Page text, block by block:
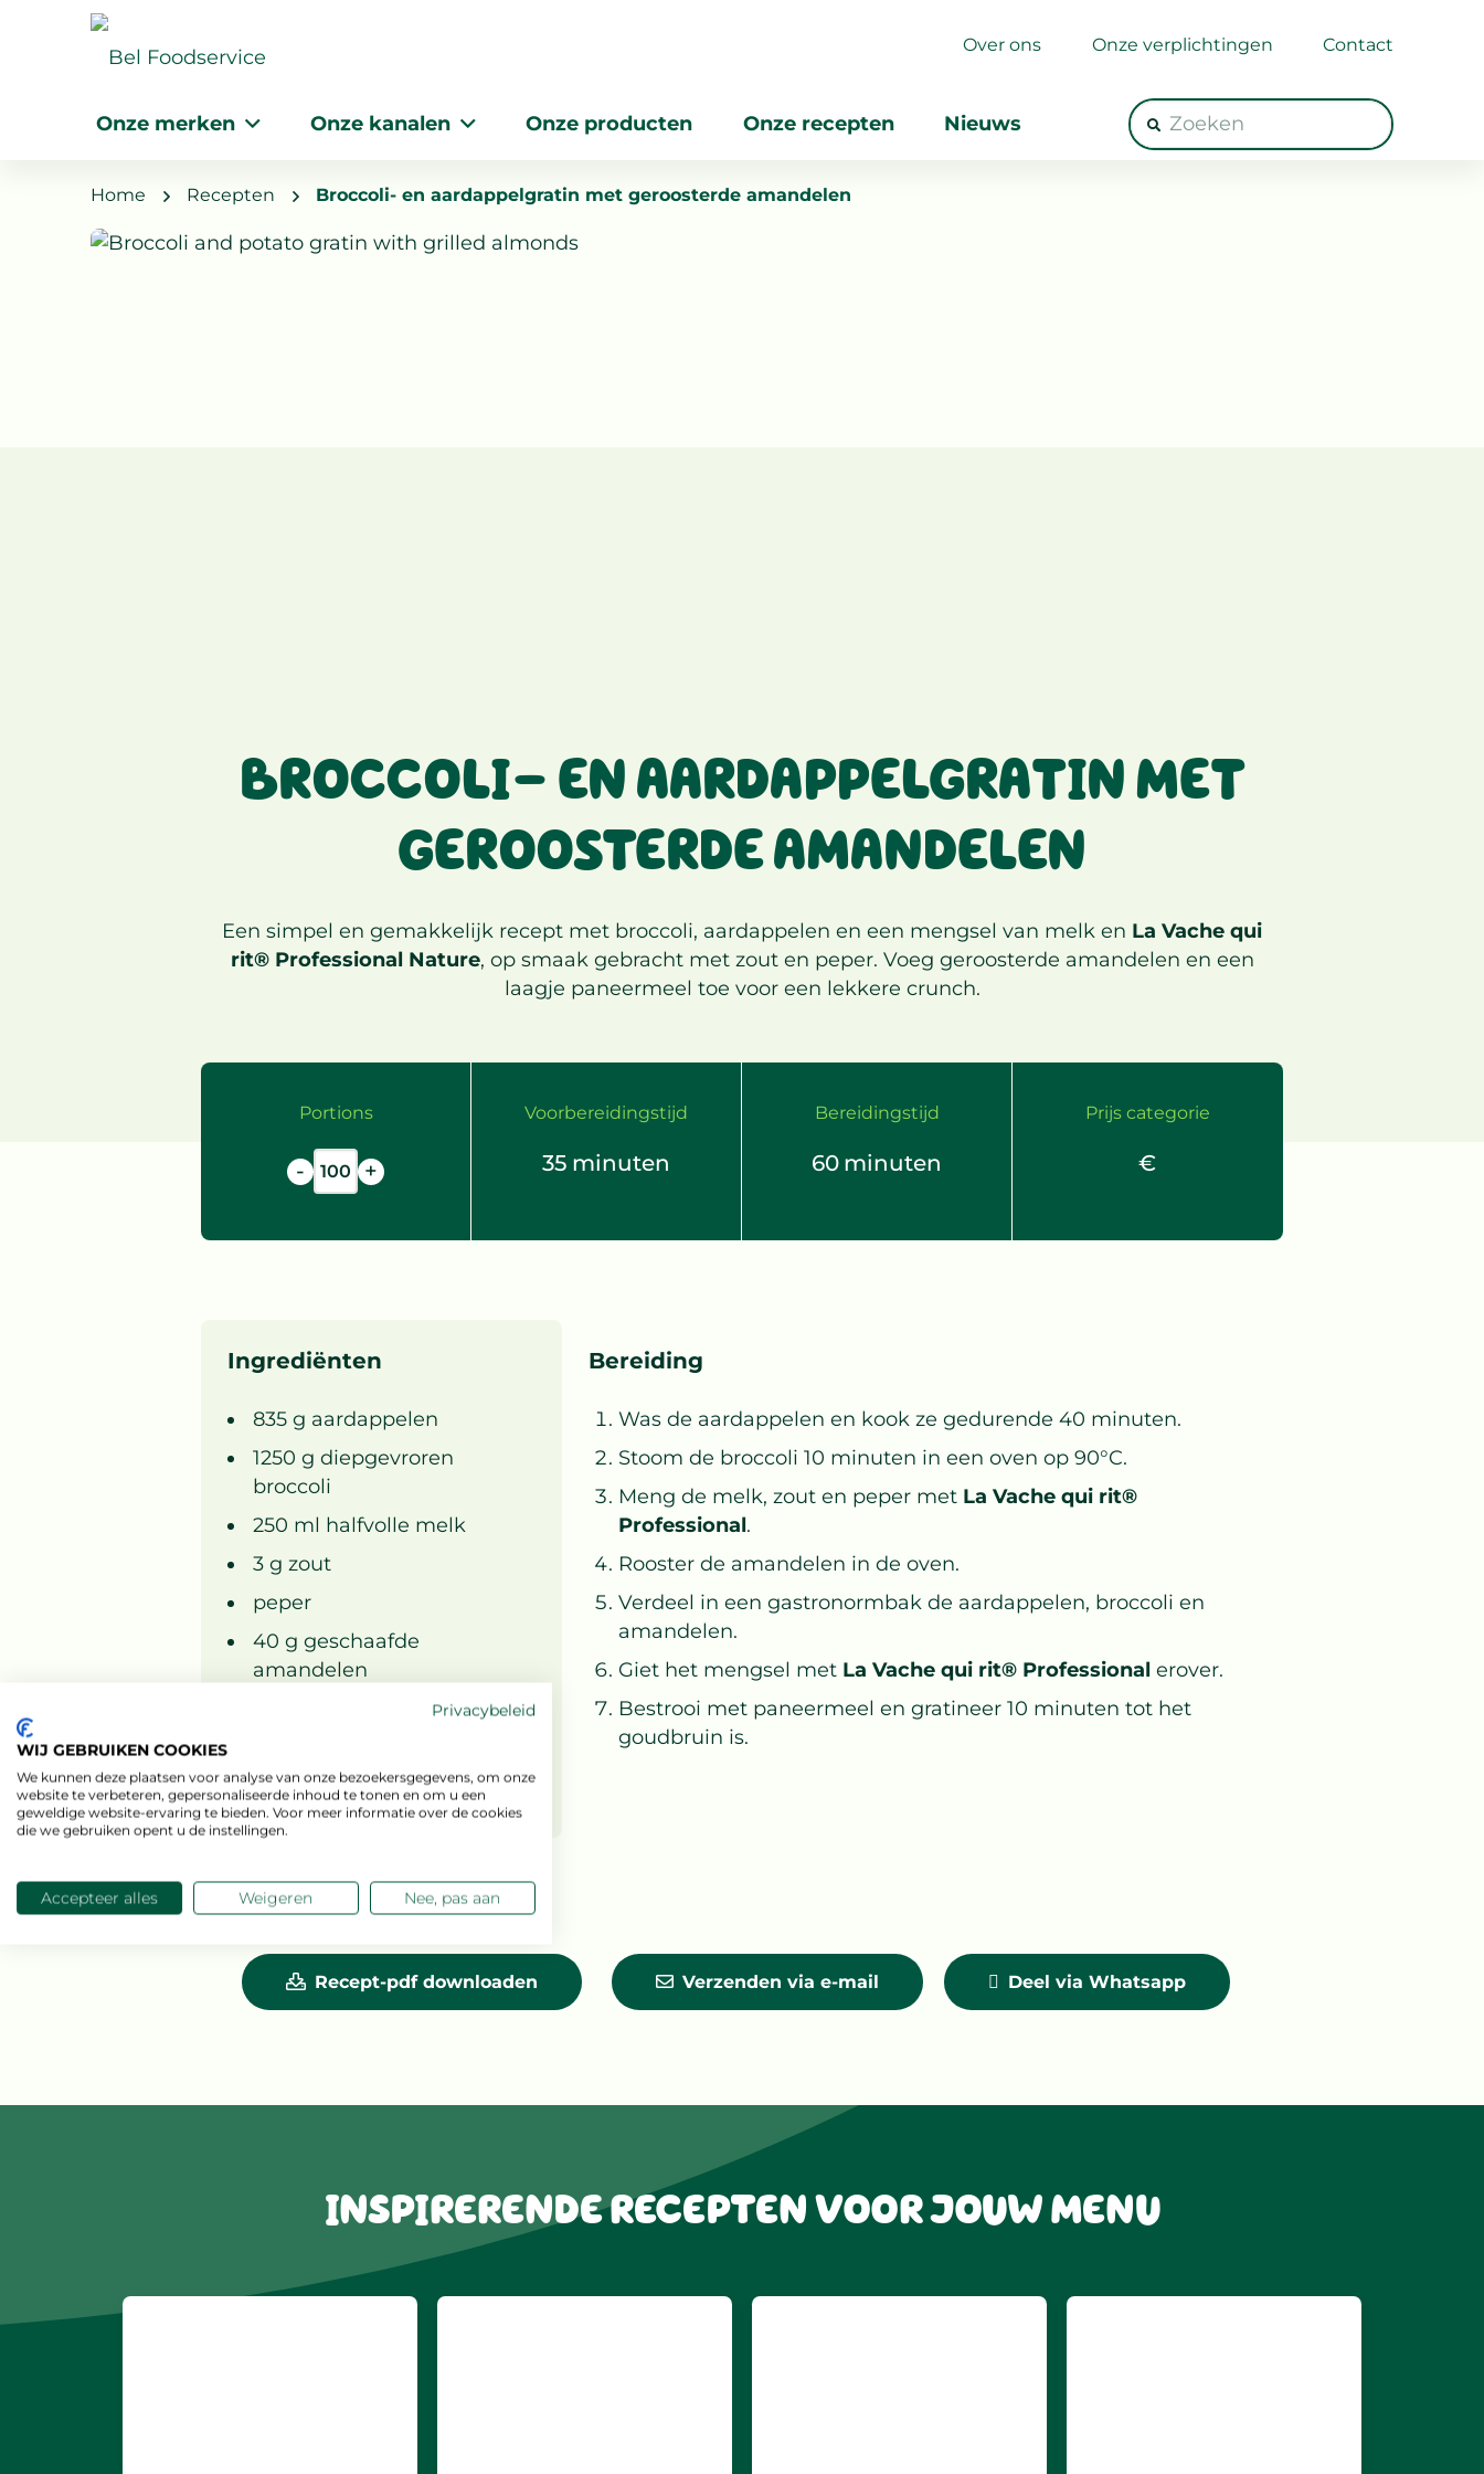
Over ons Onze verplichtingen Contact
Onze merken Onze kanalen Onze producten Onze recepten Nieuws
Home Recepten Broccoli- en aardappelgratin met geroosterde amandelen
BROCCOLI- EN AARDAPPELGRATIN MET
GEROOSTERDE AMANDELEN
Een simpel en gemakkelijk recept met broccoli, aardappelen en een mengsel van melk en La Vache qui
rit® Professional Nature, op smaak gebracht met zout en peper. Voeg geroosterde amandelen en een
laagje paneermeel toe voor een lekkere crunch.
Portions
- +
Voorbereidingstijd
35 minuten
Bereidingstijd
60 minuten
Prijs categorie
€
Ingrediënten
835 g aardappelen
1250 gdiepgevroren
broccoli
250 ml halfvolle melk
3 gzout
peper
40 ggeschaafde
amandelen
broodkruimels
Bereiding
Was de aardappelen en kook ze gedurende 40 minuten.
Stoom de broccoli 10 minuten in een oven op 90°C.
Meng de melk, zout en peper met La Vache qui rit®
Professional.
Rooster de amandelen in de oven.
Verdeel in een gastronormbak de aardappelen, broccoli en
amandelen.
Giet het mengsel met La Vache qui rit® Professional erover.
Bestrooi met paneermeel en gratineer 10 minuten tot het
goudbruin is.
Recept-pdf downloaden Verzenden via e-mail Deel via Whatsapp
BROCCOLI- EN
AARDAPPELGRATIN MET
INSPIRERENDE RECEPTEN VOOR JOUW MENU
Privacybeleid
WIJ GEBRUIKEN COOKIES
We kunnen deze plaatsen voor analyse van onze bezoekersgegevens, om onze
website te verbeteren, gepersonaliseerde inhoud te tonen en om u een
geweldige website-ervaring te bieden. Voor meer informatie over de cookies
die we gebruiken opent u de instellingen.
Accepteer alles Weigeren Nee, pas aan